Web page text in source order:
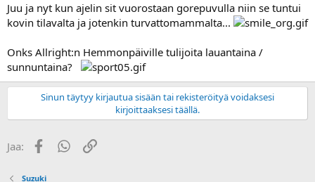
Juu ja nyt kun ajelin sit vuorostaan gorepuvulla niin se tuntui
kovin tilavalta ja jotenkin turvattomammalta...
Onks Allright:n Hemmonpäiville tulijoita lauantaina /
sunnuntaina?
Sinun täytyy kirjautua sisään tai rekisteröityä voidaksesi
kirjoittaaksesi täällä.
Jaa: FacebookWhatsApp
Linkki
Suzuki